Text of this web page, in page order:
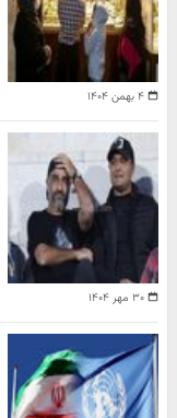
۴ بهمن ۱۴۰۴
۳۰ مهر ۱۴۰۴